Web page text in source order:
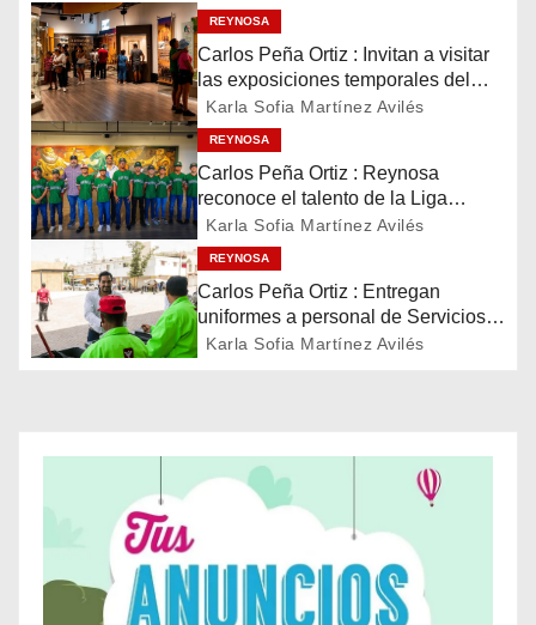
g
a
c
i
ó
n
d
r
REYNOSA
Carlos Peña Ortiz : Invitan a visitar
las exposiciones temporales del
Museo del Ferrocarril Reynosa
Karla Sofia Martínez Avilés
REYNOSA
Carlos Peña Ortiz : Reynosa
reconoce el talento de la Liga
Treviño Kelly, subcampeona
latinoamericana
Karla Sofia Martínez Avilés
REYNOSA
Carlos Peña Ortiz : Entregan
uniformes a personal de Servicios
Públicos de Reynosa
Karla Sofia Martínez Avilés